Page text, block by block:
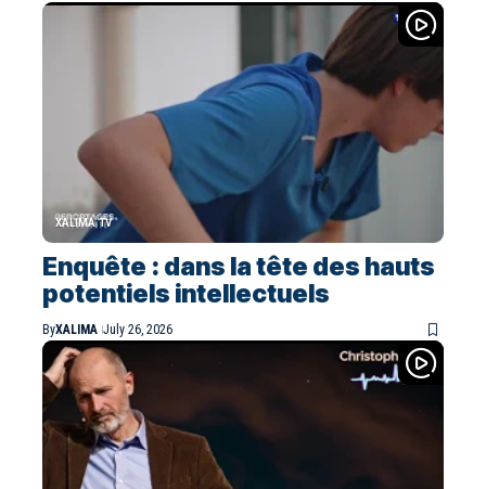
XALIMA TV
Enquête : dans la tête des hauts
potentiels intellectuels
ByXALIMA July 26, 2026